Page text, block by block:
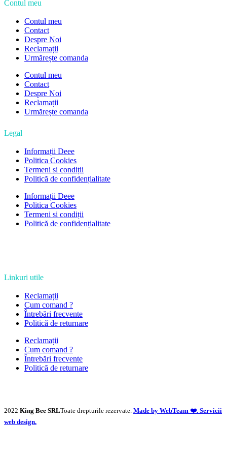
Contul meu
Contul meu
Contact
Despre Noi
Reclamații
Urmărește comanda
Contul meu
Contact
Despre Noi
Reclamații
Urmărește comanda
Legal
Informații Deee
Politica Cookies
Termeni si condiții
Politică de confidențialitate
Informații Deee
Politica Cookies
Termeni si condiții
Politică de confidențialitate
Linkuri utile
Reclamații
Cum comand ?
Întrebări frecvente
Politică de returnare
Reclamații
Cum comand ?
Întrebări frecvente
Politică de returnare
2022 King Bee SRLToate drepturile rezervate. Made by WebTeam ❤️. Servicii
web design.